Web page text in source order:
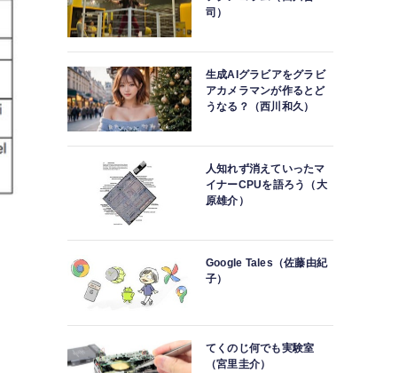
司）
生成AIグラビアをグラビ
アカメラマンが作るとど
うなる？（西川和久）
人知れず消えていったマ
イナーCPUを語ろう（大
原雄介）
Google Tales（佐藤由紀
子）
てくのじ何でも実験室
（宮里圭介）